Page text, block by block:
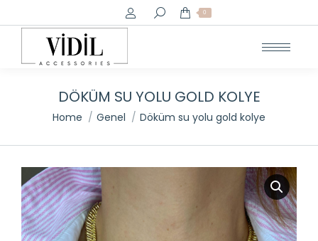
Search: 0
DÖKÜM SU YOLU GOLD KOLYE
You are here:
Home Genel Döküm su yolu gold kolye